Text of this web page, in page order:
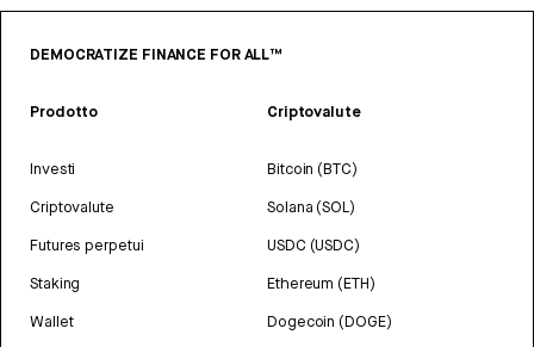
DEMOCRATIZE FINANCE FOR ALL™
Prodotto
Investi
Criptovalute
Futures perpetui
Staking
Wallet
Criptovalute
Bitcoin (BTC)
Solana (SOL)
USDC (USDC)
Ethereum (ETH)
Dogecoin (DOGE)